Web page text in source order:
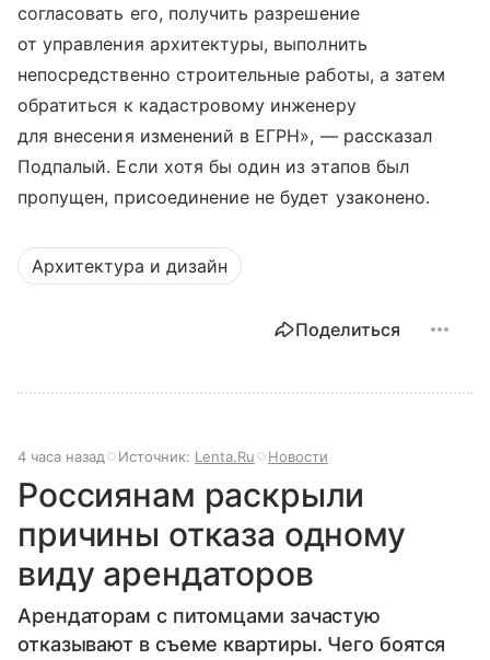
согласовать его, получить разрешение
от управления архитектуры, выполнить
непосредственно строительные работы, а затем
обратиться к кадастровому инженеру
для внесения изменений в ЕГРН», — рассказал
Подпалый. Если хотя бы один из этапов был
пропущен, присоединение не будет узаконено.
Архитектура и дизайн
Поделиться
4 часа назад Источник: Lenta.Ru Новости
Россиянам раскрыли
причины отказа одному
виду арендаторов
Арендаторам с питомцами зачастую
отказывают в съеме квартиры. Чего боятся